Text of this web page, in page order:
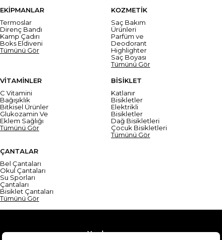
EKİPMANLAR
Termoslar
Direnç Bandı
Kamp Çadırı
Boks Eldiveni
Tümünü Gör
KOZMETİK
Saç Bakım
Ürünleri
Parfüm ve
Deodorant
Highlighter
Saç Boyası
Tümünü Gör
VİTAMİNLER
C Vitamini
Bağışıklık
Bitkisel Ürünler
Glukozamin Ve
Eklem Sağlığı
Tümünü Gör
BİSİKLET
Katlanır
Bisikletler
Elektrikli
Bisikletler
Dağ Bisikletleri
Çocuk Bisikletleri
Tümünü Gör
ÇANTALAR
Bel Çantaları
Okul Çantaları
Su Sporları
Çantaları
Bisiklet Çantaları
Tümünü Gör
Yardım